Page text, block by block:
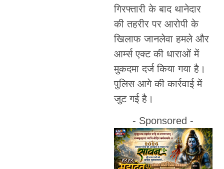
गिरफ्तारी के बाद थानेदार
की तहरीर पर आरोपी के
खिलाफ जानलेवा हमले और
आर्म्स एक्ट की धाराओं में
मुकदमा दर्ज किया गया है।
पुलिस आगे की कार्रवाई में
जुट गई है।
- Sponsored -